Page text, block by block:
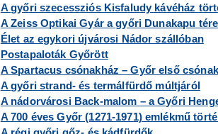
A győri szecessziós Kisfaludy kávéház
A Zeiss Optikai Gyár a győri Dunakapu
Élet az egykori újvárosi Nádor szállóban
Postapaloták Győrött
A Spartacus csónakház– Győr első
A győri strand- és termálfürdő múltjáról
A nádorvárosi Back-malom – a Győri
A 700 éves Győr (1271-1971) emlékmű